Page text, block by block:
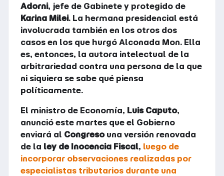
Adorni, jefe de Gabinete y protegido de
Karina Milei. La hermana presidencial está
involucrada también en los otros dos
casos en los que hurgó Alconada Mon. Ella
es, entonces, la autora intelectual de la
arbitrariedad contra una persona de la que
ni siquiera se sabe qué piensa
políticamente.
El ministro de Economía, Luis Caputo,
anunció este martes que el Gobierno
enviará al Congreso una versión renovada
de la ley de Inocencia Fiscal, luego de
incorporar observaciones realizadas por
especialistas tributarios durante una